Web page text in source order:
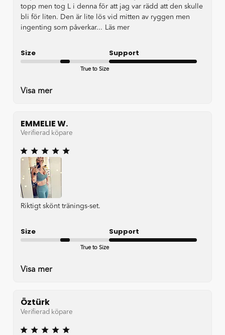
topp men tog L i denna för att jag var rädd att den skulle
bli för liten. Den är lite lös vid mitten av ryggen men
ingenting som påverkar...
Läs mer
Size
True to Size
Support
Visa mer
EMMELIE W.
Verifierad köpare
Riktigt skönt tränings-set.
Size
True to Size
Support
Visa mer
Öztürk
Verifierad köpare